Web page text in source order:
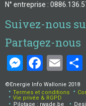
N° entreprise :
Suivez-nous
Partagez-nous
©Energie Info Wallonie 2018
Menu
Termes et conditions
Vie privée & RGPD
Pilotage : rwade.be